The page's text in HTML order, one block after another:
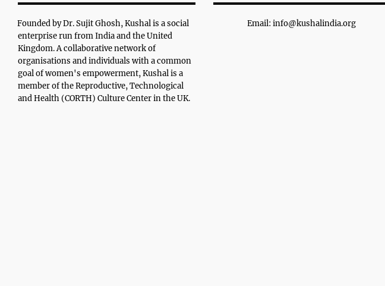
Founded by Dr. Sujit Ghosh, Kushal is a social
enterprise run from India and the United
Kingdom. A collaborative network of
organisations and individuals with a common
goal of women's empowerment, Kushal is a
member of the Reproductive, Technological
and Health (CORTH) Culture Center in the UK.
Email: info@kushalindia.org